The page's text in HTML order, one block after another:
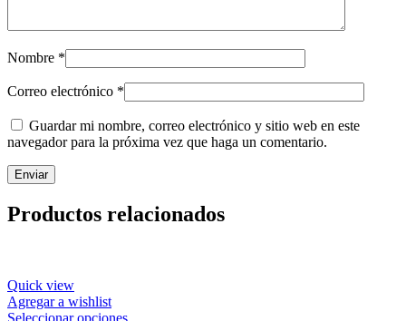
Nombre *
Correo electrónico *
Guardar mi nombre, correo electrónico y sitio web en este
navegador para la próxima vez que haga un comentario.
Productos relacionados
Quick view
Agregar a wishlist
Seleccionar opcionesEste